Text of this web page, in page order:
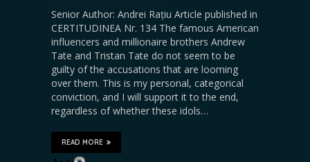
Senior Author: Andrei Rațiu Article published in
CERTITUDINEA Nr. 134 The famous American
influencers and millionaire brothers Andrew
Tate and Tristan Tate do not seem to be
guilty of the accusations that are looming
over them. This is my personal, categorical
conviction, and I will support it to the end,
regardless of whether these idols…
READ MORE